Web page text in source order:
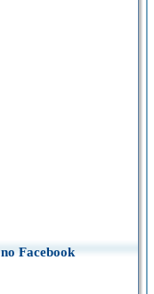
Facebook